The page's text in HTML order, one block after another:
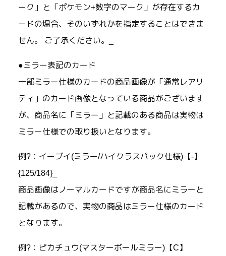
ーク」と「ポケモン+数字のマーク」が存在するカ
ードの場合、そのいずれかを指定することはできま
せん。 ご了承ください。_
●ミラー表記のカード
一部ミラー仕様のカードの商品画像が「通常レアリ
ティ」のカード画像となっている商品がございます
が、商品名に「ミラー」と記載のある商品は実物は
ミラー仕様での取り扱いとなります。
例?：イーブイ(ミラー/ハイクラスパック仕様)【-】
{125/184}_
商品画像はノーマルカードですが商品名にミラーと
記載があるので、実物の商品はミラー仕様のカード
となります。
例?：ピカチュウ(マスターボールミラー)【C】